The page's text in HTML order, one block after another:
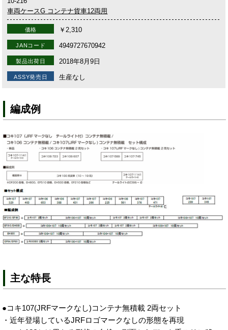
車両ケースG コンテナ貨車12両用
価格 ￥2,310
JANコード 4949727670942
製品出荷日 2018年8月9日
ASSY発売日 生産なし
編成例
主な特長
●コキ107(JRFマークなし)コンテナ無積載 2両セット
・近年登場しているJRFロゴマークなしの形態を再現